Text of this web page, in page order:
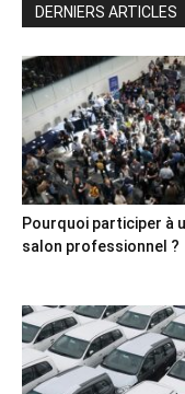
DERNIERS ARTICLES
Pourquoi participer à
salon professionnel ?